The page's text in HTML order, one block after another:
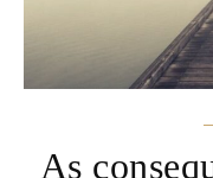
As